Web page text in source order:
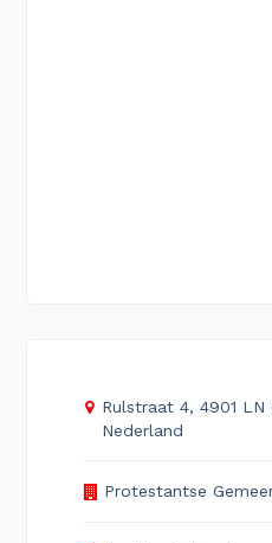
Rulstraat 4, 4901 LN
Nederland
Protestantse